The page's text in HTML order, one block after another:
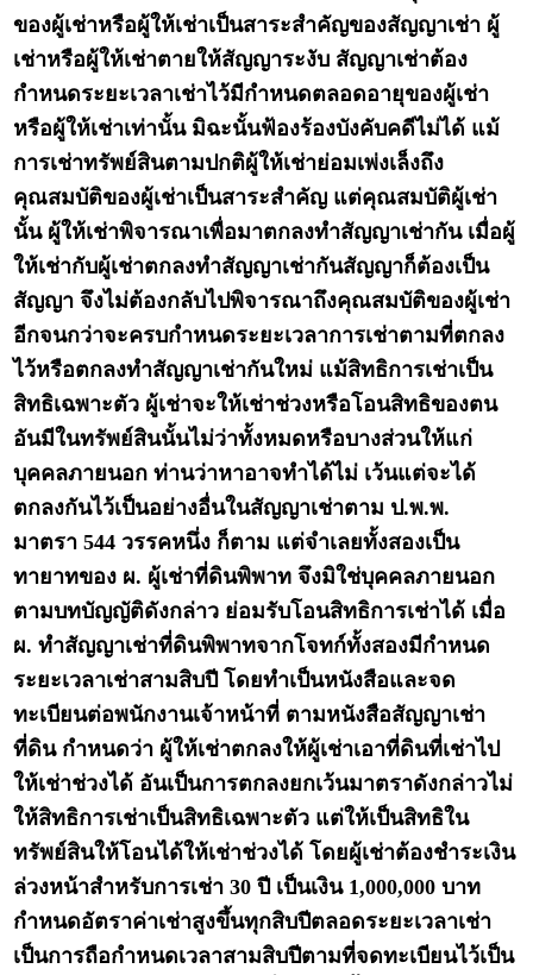
ของผู้เช่าหรือผู้ให้เช่าเป็นสาระสำคัญของสัญญาเช่า ผู้
เช่าหรือผู้ให้เช่าตายให้สัญญาระงับ สัญญาเช่าต้อง
กำหนดระยะเวลาเช่าไว้มีกำหนดตลอดอายุของผู้เช่า
หรือผู้ให้เช่าเท่านั้น มิฉะนั้นฟ้องร้องบังคับคดีไม่ได้ แม้
การเช่าทรัพย์สินตามปกติผู้ให้เช่าย่อมเพ่งเล็งถึง
คุณสมบัติของผู้เช่าเป็นสาระสำคัญ แต่คุณสมบัติผู้เช่า
นั้น ผู้ให้เช่าพิจารณาเพื่อมาตกลงทำสัญญาเช่ากัน เมื่อผู้
ให้เช่ากับผู้เช่าตกลงทำสัญญาเช่ากันสัญญาก็ต้องเป็น
สัญญา จึงไม่ต้องกลับไปพิจารณาถึงคุณสมบัติของผู้เช่า
อีกจนกว่าจะครบกำหนดระยะเวลาการเช่าตามที่ตกลง
ไว้หรือตกลงทำสัญญาเช่ากันใหม่ แม้สิทธิการเช่าเป็น
สิทธิเฉพาะตัว ผู้เช่าจะให้เช่าช่วงหรือโอนสิทธิของตน
อันมีในทรัพย์สินนั้นไม่ว่าทั้งหมดหรือบางส่วนให้แก่
บุคคลภายนอก ท่านว่าหาอาจทำได้ไม่ เว้นแต่จะได้
ตกลงกันไว้เป็นอย่างอื่นในสัญญาเช่าตาม ป.พ.พ.
มาตรา 544 วรรคหนึ่ง ก็ตาม แต่จำเลยทั้งสองเป็น
ทายาทของ ผ. ผู้เช่าที่ดินพิพาท จึงมิใช่บุคคลภายนอก
ตามบทบัญญัติดังกล่าว ย่อมรับโอนสิทธิการเช่าได้ เมื่อ
ผ. ทำสัญญาเช่าที่ดินพิพาทจากโจทก์ทั้งสองมีกำหนด
ระยะเวลาเช่าสามสิบปี โดยทำเป็นหนังสือและจด
ทะเบียนต่อพนักงานเจ้าหน้าที่ ตามหนังสือสัญญาเช่า
ที่ดิน กำหนดว่า ผู้ให้เช่าตกลงให้ผู้เช่าเอาที่ดินที่เช่าไป
ให้เช่าช่วงได้ อันเป็นการตกลงยกเว้นมาตราดังกล่าวไม่
ให้สิทธิการเช่าเป็นสิทธิเฉพาะตัว แต่ให้เป็นสิทธิใน
ทรัพย์สินให้โอนได้ให้เช่าช่วงได้ โดยผู้เช่าต้องชำระเงิน
ล่วงหน้าสำหรับการเช่า 30 ปี เป็นเงิน 1,000,000 บาท
กำหนดอัตราค่าเช่าสูงขึ้นทุกสิบปีตลอดระยะเวลาเช่า
เป็นการถือกำหนดเวลาสามสิบปีตามที่จดทะเบียนไว้เป็น